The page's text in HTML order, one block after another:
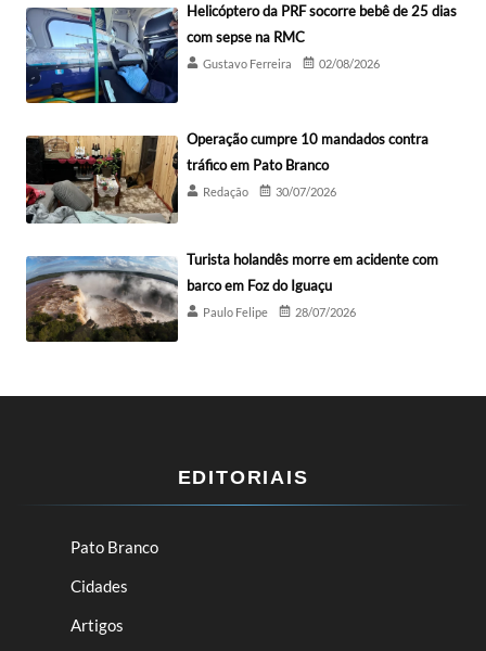
Helicóptero da PRF socorre bebê de 25 dias
com sepse na RMC
Gustavo Ferreira 02/08/2026
Operação cumpre 10 mandados contra
tráfico em Pato Branco
Redação 30/07/2026
Turista holandês morre em acidente com
barco em Foz do Iguaçu
Paulo Felipe 28/07/2026
EDITORIAIS
Pato Branco
Cidades
Artigos